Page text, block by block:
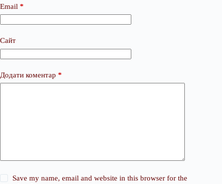
Email *
Сайт
Додати коментар *
Save my name, email and website in this browser for the